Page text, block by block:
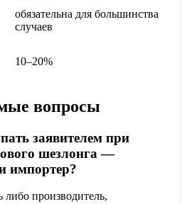
обязательна для большинства
случаев
10–20%
вопросы
заявителем при
шезлонга —
импортер?
либо производитель,